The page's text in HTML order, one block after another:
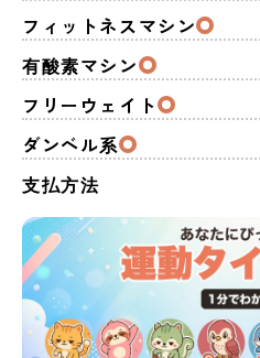
フィットネスマシン
有酸素マシン
フリーウェイト
ダンベル系
支払方法